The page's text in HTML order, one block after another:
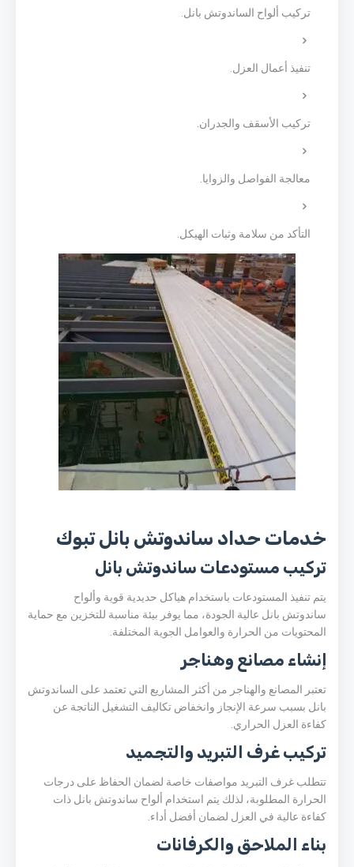
تركيب ألواح الساندوتش بانل.
تنفيذ أعمال العزل.
تركيب الأسقف والجدران.
معالجة الفواصل والزوايا.
التأكد من سلامة وثبات الهيكل.
خدمات حداد ساندوتش بانل تبوك
تركيب مستودعات ساندوتش بانل
يتم تنفيذ المستودعات باستخدام هياكل حديدية قوية وألواح
ساندوتش بانل عالية الجودة، مما يوفر بيئة مناسبة للتخزين مع حماية
المحتويات من الحرارة والعوامل الجوية المختلفة.
إنشاء مصانع وهناجر
تعتبر المصانع والهناجر من أكثر المشاريع التي تعتمد على الساندوتش
بانل بسبب سرعة الإنجاز وانخفاض تكاليف التشغيل الناتجة عن
كفاءة العزل الحراري.
تركيب غرف التبريد والتجميد
تتطلب غرف التبريد مواصفات خاصة لضمان الحفاظ على درجات
الحرارة المطلوبة، لذلك يتم استخدام ألواح ساندوتش بانل ذات
كفاءة عالية في العزل لضمان أفضل أداء.
بناء الملاحق والكرفانات